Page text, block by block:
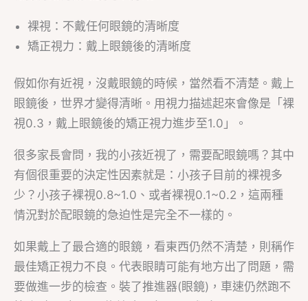
裸視：不戴任何眼鏡的清晰度
矯正視力：戴上眼鏡後的清晰度
假如你有近視，沒戴眼鏡的時候，當然看不清楚。戴上
眼鏡後，世界才變得清晰。用視力描述起來會像是「裸
視0.3，戴上眼鏡後的矯正視力進步至1.0」。
很多家長會問，我的小孩近視了，需要配眼鏡嗎？其中
有個很重要的決定性因素就是：小孩子目前的裸視多
少？小孩子裸視0.8~1.0、或者裸視0.1~0.2，這兩種
情況對於配眼鏡的急迫性是完全不一樣的。
如果戴上了最合適的眼鏡，看東西仍然不清楚，則稱作
最佳矯正視力不良。代表眼睛可能有地方出了問題，需
要做進一步的檢查。裝了推進器(眼鏡)，車速仍然跑不